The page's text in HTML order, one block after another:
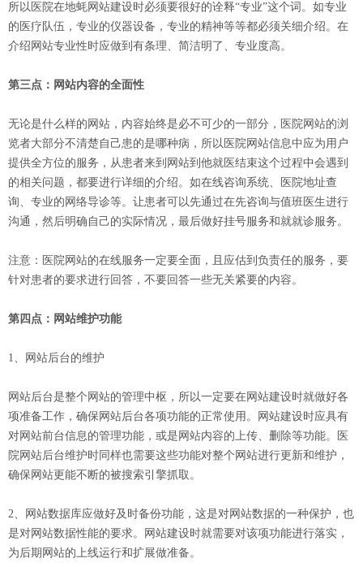
所以医院在地蚝网站建设时必须要很好的诠释“专业”这个词。如专业
的医疗队伍，专业的仪器设备，专业的精神等等都必须关细介绍。在
介绍网站专业性时应做到有条理、简洁明了、专业度高。
第三点：网站内容的全面性
无论是什么样的网站，内容始终是必不可少的一部分，医院网站的浏
览者大部分不清楚自己患的是哪种病，所以医院网站信息中应为用户
提供全方位的服务，从患者来到网站到他就医结束这个过程中会遇到
的相关问题，都要进行详细的介绍。如在线咨询系统、医院地址查
询、专业的网络导诊等。让患者可以先通过在先咨询与值班医生进行
沟通，然后明确自己的实际情况，最后做好挂号服务和就就诊服务。
注意：医院网站的在线服务一定要全面，且应估到负责任的服务，要
针对患者的要求进行回答，不要回答一些无关紧要的内容。
第四点：网站维护功能
1、网站后台的维护
网站后台是整个网站的管理中枢，所以一定要在网站建设时就做好各
项准备工作，确保网站后台各项功能的正常使用。网站建设时应具有
对网站前台信息的管理功能，或是网站内容的上传、删除等功能。医
院网站后台维护时同样也需要这些功能对整个网站进行更新和维护，
确保网站更能不断的被搜索引擎抓取。
2、网站数据库应做好及时备份功能，这是对网站数据的一种保护，也
是对网站数据性能的要求。网站建设时就需要对该项功能进行落实，
为后期网站的上线运行和扩展做准备。